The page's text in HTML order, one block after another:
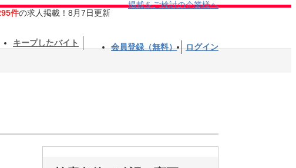
件の求人掲載！8月7日更新
掲載をご検討の企業様へ
キープしたバイト 会員登録（無料） ログイン